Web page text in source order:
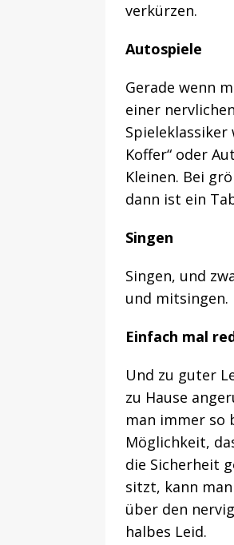
verkürzen.
Autospiele
Gerade wenn
einer
Spieleklassiker
Koffer“ oder
Kleinen. Bei
dann ist ein
Singen
Singen, und
und mitsingen.
Einfach mal
Und zu guter
zu Hause
man immer so
Möglichkeit,
die Sicherheit
sitzt, kann
über den
halbes Leid.